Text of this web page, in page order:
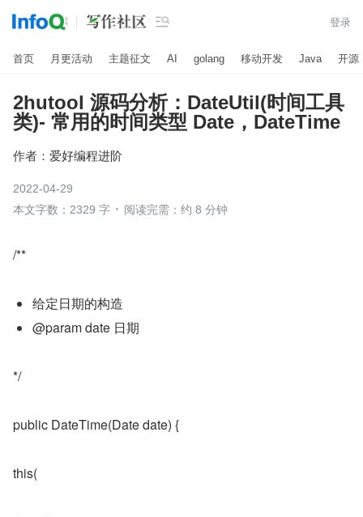
 登录
首页 月更活动 主题征文 AI golang 移动开发 Java 开源
2hutool 源码分析：DateUtil(时间工具
类)- 常用的时间类型 Date，DateTime
作者： 爱好编程进阶
2022-04-29
本文字数：2329 字
阅读完需：约 8 分钟
/**
给定日期的构造
@param date 日期
*/
public DateTime(Date date) {
this(